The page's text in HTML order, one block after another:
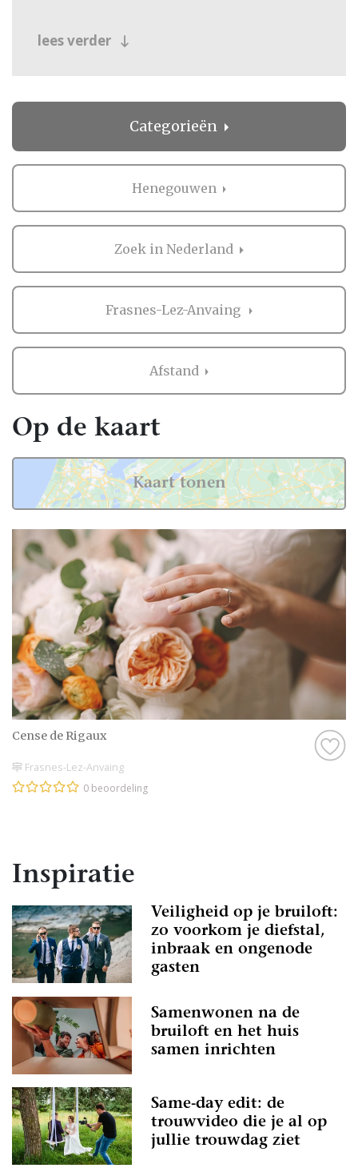
lees verder
Categorieën
Henegouwen
Zoek in Nederland
Frasnes-Lez-Anvaing
Afstand
Cense de Rigaux
Frasnes-Lez-Anvaing
0 beoordeling
Op de kaart
Kaart tonen
Inspiratie
Veiligheid op je bruiloft:
zo voorkom je diefstal,
inbraak en ongenode
gasten
Samenwonen na de
bruiloft en het huis
samen inrichten
Same-day edit: de
trouwvideo die je al op
jullie trouwdag ziet